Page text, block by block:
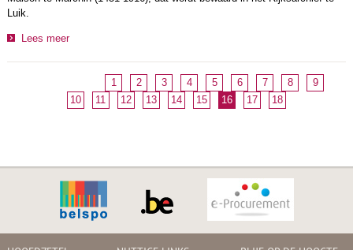
Luik.
Lees meer
1 2 3 4 5 6 7 8
9
10
11 12 13 14 15 16 17 18